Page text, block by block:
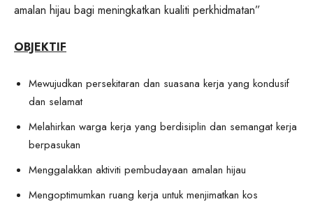
amalan hijau bagi meningkatkan kualiti perkhidmatan”
OBJEKTIF
Mewujudkan persekitaran dan suasana kerja yang kondusif
dan selamat
Melahirkan warga kerja yang berdisiplin dan semangat kerja
berpasukan
Menggalakkan aktiviti pembudayaan amalan hijau
Mengoptimumkan ruang kerja untuk menjimatkan kos